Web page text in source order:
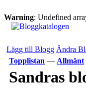
Warning: Undefined
Lägg till Blogg Ändra
Topplistan — Allmänt
Sandras